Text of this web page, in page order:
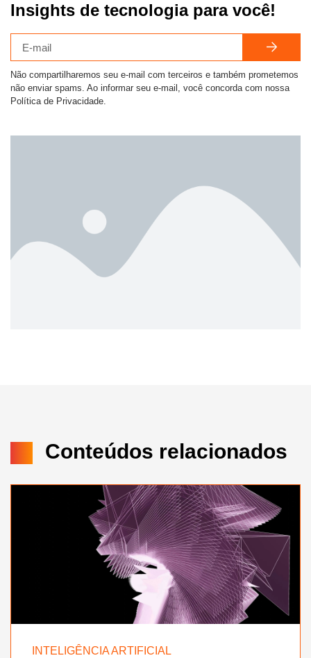
Insights de tecnologia para você!
Não compartilharemos seu e-mail com terceiros e também prometemos
não enviar spams. Ao informar seu e-mail, você concorda com nossa
Política de Privacidade.
Conteúdos relacionados
INTELIGÊNCIA ARTIFICIAL